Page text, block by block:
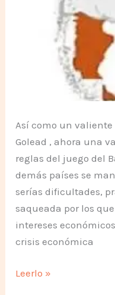
Así como un
Golead , ahora una
reglas del juego del
demás países se
serías dificultades,
saqueada por los
intereses
crisis económica
Se
Leerlo »